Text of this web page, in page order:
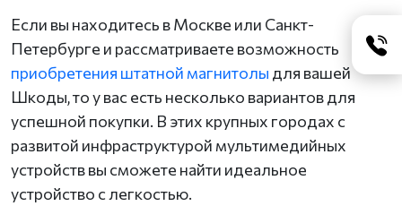
Если вы находитесь в Москве или Санкт-
Петербурге и рассматриваете возможность
приобретения штатной магнитолы для вашей
Шкоды, то у вас есть несколько вариантов для
успешной покупки. В этих крупных городах с
развитой инфраструктурой мультимедийных
устройств вы сможете найти идеальное
устройство с легкостью.